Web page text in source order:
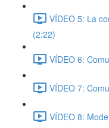
VÍDEO 5: La
(2:22)
VÍDEO 6:
VÍDEO 7:
VÍDEO 8: